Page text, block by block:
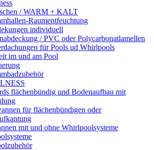
/ WARM + KALT
Raumentfeuchtung
individuell
/ PVC oder Polycarbonatlamellen
für Pools ud Whirlpools
im und am Pool
flächenbündig und Bodenaufbau mit
für flächenbündigen oder
mit und ohne Whirlpoolsysteme